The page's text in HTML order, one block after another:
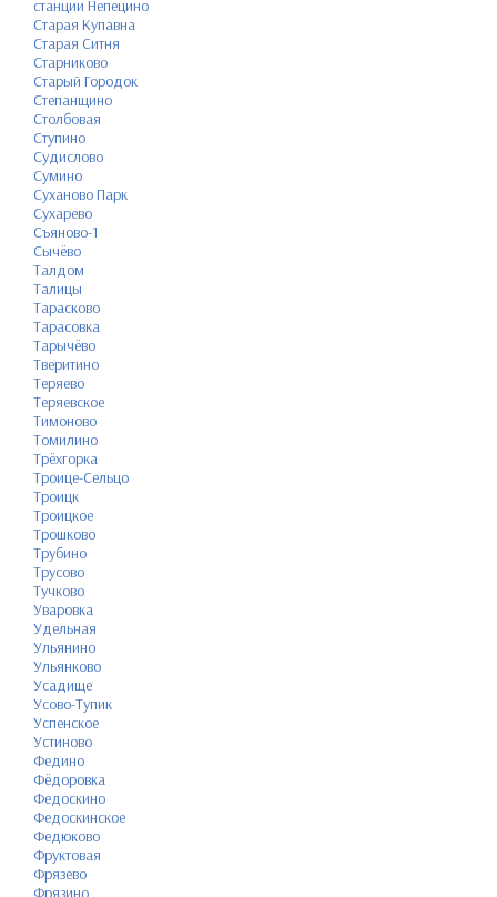
станции Непецино
Старая Купавна
Старая Ситня
Старниково
Старый Городок
Степанщино
Столбовая
Ступино
Судислово
Сумино
Суханово Парк
Сухарево
Съяново-1
Сычёво
Талдом
Талицы
Тарасково
Тарасовка
Тарычёво
Тверитино
Теряево
Теряевское
Тимоново
Томилино
Трёхгорка
Троице-Сельцо
Троицк
Троицкое
Трошково
Трубино
Трусово
Тучково
Уваровка
Удельная
Ульянино
Ульянково
Усадище
Усово-Тупик
Успенское
Устиново
Федино
Фёдоровка
Федоскино
Федоскинское
Федюково
Фруктовая
Фрязево
Фрязино